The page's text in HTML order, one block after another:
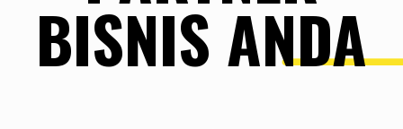
BISNIS ANDA